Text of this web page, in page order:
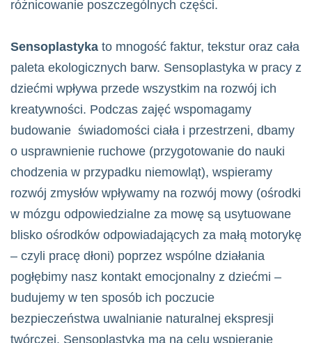
różnicowanie poszczególnych części.
Sensoplastyka to mnogość faktur, tekstur oraz cała
paleta ekologicznych barw. Sensoplastyka w pracy z
dziećmi wpływa przede wszystkim na rozwój ich
kreatywności. Podczas zajęć wspomagamy
budowanie świadomości ciała i przestrzeni, dbamy
o usprawnienie ruchowe (przygotowanie do nauki
chodzenia w przypadku niemowląt), wspieramy
rozwój zmysłów wpływamy na rozwój mowy (ośrodki
w mózgu odpowiedzialne za mowę są usytuowane
blisko ośrodków odpowiadających za małą motorykę
– czyli pracę dłoni) poprzez wspólne działania
pogłębimy nasz kontakt emocjonalny z dziećmi –
budujemy w ten sposób ich poczucie
bezpieczeństwa uwalnianie naturalnej ekspresji
twórczej. Sensoplastyka ma na celu wspieranie